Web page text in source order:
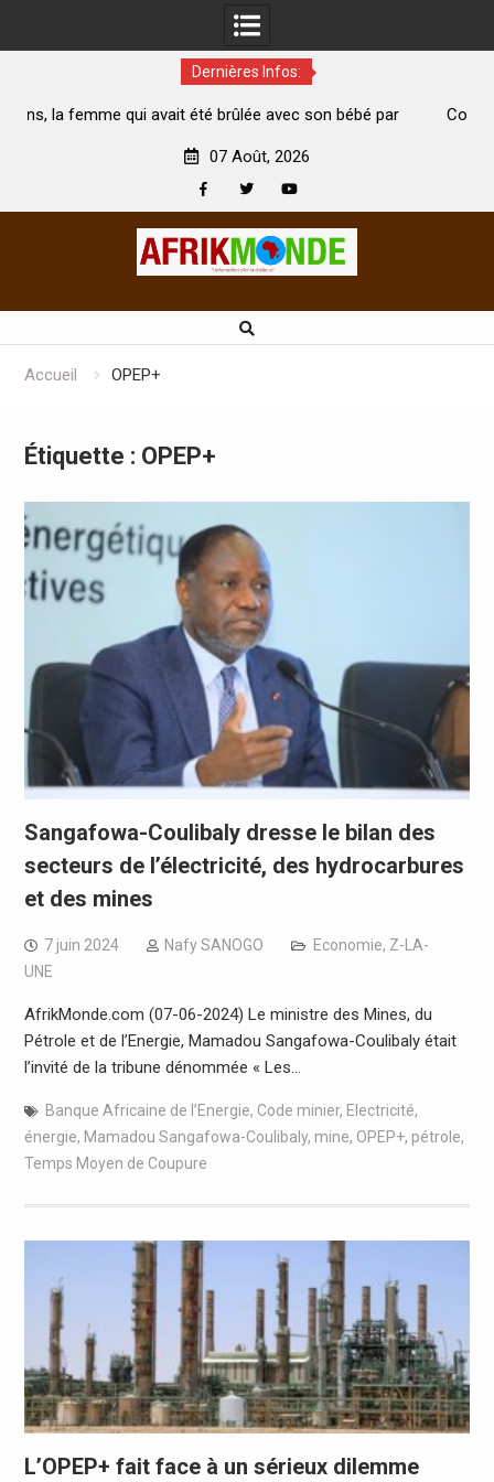
Dernières Infos:
été brûlée avec son bébé par
Coopération: Le ministre
07 Août, 2026
Accueil OPEP+
Étiquette : OPEP+
Sangafowa-Coulibaly dresse le bilan des
secteurs de l’électricité, des hydrocarbures
et des mines
7 juin 2024 Nafy SANOGO Economie, Z-LA-
UNE
AfrikMonde.com (07-06-2024) Le ministre des Mines, du
Pétrole et de l’Energie, Mamadou Sangafowa-Coulibaly était
l’invité de la tribune dénommée « Les…
Banque Africaine de l’Energie, Code minier, Electricité,
énergie, Mamadou Sangafowa-Coulibaly, mine, OPEP+, pétrole,
Temps Moyen de Coupure
L’OPEP+ fait face à un sérieux dilemme